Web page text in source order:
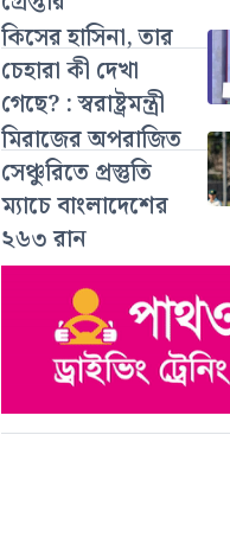
কিসের হাসিনা, তার
চেহারা কী দেখা
গেছে? : স্বরাষ্ট্রমন্ত্রী
মিরাজের অপরাজিত
সেঞ্চুরিতে প্রস্তুতি
ম্যাচে বাংলাদেশের
২৬৩ রান